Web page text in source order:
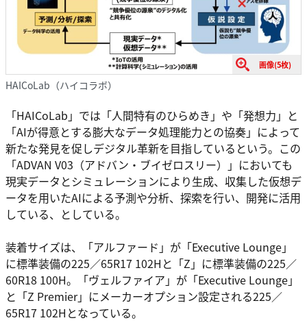
画像(5枚)
HAICoLab（ハイコラボ）
「HAICoLab」では「人間特有のひらめき」や「発想力」と
「AIが得意とする膨大なデータ処理能力との協奏」によって
新たな発見を促しデジタル革新を目指しているという。この
「ADVAN V03（アドバン・ブイゼロスリー）」においても
現実データとシミュレーションにより生成、収集した仮想デ
ータを用いたAIによる予測や分析、探索を行い、開発に活用
している、としている。
装着サイズは、「アルファード」が「Executive Lounge」
に標準装備の225／65R17 102Hと「Z」に標準装備の225／
60R18 100H。「ヴェルファイア」が「Executive Lounge」
と「Z Premier」にメーカーオプション設定される225／
65R17 102Hとなっている。